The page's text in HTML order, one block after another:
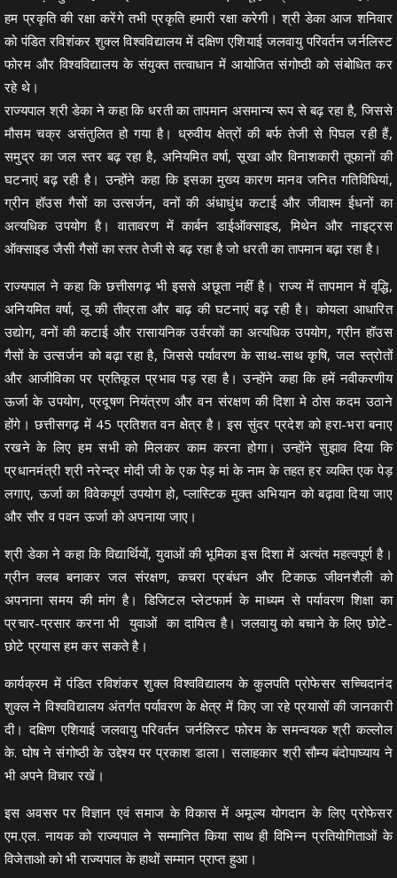
हम प्रकृति की रक्षा करेंगे तभी प्रकृति हमारी रक्षा करेगी। श्री डेका आज शनिवार
को पंडित रविशंकर शुक्ल विश्वविद्यालय में दक्षिण एशियाई जलवायु परिवर्तन जर्नलिस्ट
फोरम और विश्वविद्यालय के संयुक्त तत्वाधान में आयोजित संगोष्ठी को संबोधित कर
रहे थे।
राज्यपाल श्री डेका ने कहा कि धरती का तापमान असमान्य रूप से बढ़ रहा है, जिससे
मौसम चक्र असंतुलित हो गया है। ध्रुवीय क्षेत्रों की बर्फ तेजी से पिघल रही हैं,
समुद्र का जल स्तर बढ़ रहा है, अनियमित वर्षा, सूखा और विनाशकारी तूफानों की
घटनाएं बढ़ रही है। उन्होंने कहा कि इसका मुख्य कारण मानव जनित गतिविधियां,
ग्रीन हॉउस गैसों का उत्सर्जन, वनों की अंधाधुंध कटाई और जीवाश्म ईधनों का
अत्यधिक उपयोग है। वातावरण में कार्बन डाईऑक्साइड, मिथेन और नाइट्रस
ऑक्साइड जैसी गैसों का स्तर तेजी से बढ़ रहा है जो धरती का तापमान बढ़ा रहा है।
राज्यपाल ने कहा कि छत्तीसगढ़ भी इससे अछूता नहीं है। राज्य में तापमान में वृद्धि,
अनियमित वर्षा, लू की तीव्रता और बाढ़ की घटनाएं बढ़ रही है। कोयला आधारित
उद्योग, वनों की कटाई और रासायनिक उर्वरकों का अत्यधिक उपयोग, ग्रीन हॉउस
गैसों के उत्सर्जन को बढ़ा रहा है, जिससे पर्यावरण के साथ-साथ कृषि, जल स्त्रोतों
और आजीविका पर प्रतिकूल प्रभाव पड़ रहा है। उन्होंने कहा कि हमें नवीकरणीय
ऊर्जा के उपयोग, प्रदूषण नियंत्रण और वन संरक्षण की दिशा मे ठोस कदम उठाने
होंगे। छत्तीसगढ़ में 45 प्रतिशत वन क्षेत्र है। इस सुंदर प्रदेश को हरा-भरा बनाए
रखने के लिए हम सभी को मिलकर काम करना होगा। उन्होंने सुझाव दिया कि
प्रधानमंत्री श्री नरेन्द्र मोदी जी के एक पेड़ मां के नाम के तहत हर व्यक्ति एक पेड़
लगाए, ऊर्जा का विवेकपूर्ण उपयोग हो, प्लास्टिक मुक्त अभियान को बढ़ावा दिया जाए
और सौर व पवन ऊर्जा को अपनाया जाए।
श्री डेका ने कहा कि विद्यार्थियों, युवाओं की भूमिका इस दिशा में अत्यंत महत्वपूर्ण है।
ग्रीन क्लब बनाकर जल संरक्षण, कचरा प्रबंधन और टिकाऊ जीवनशैली को
अपनाना समय की मांग है। डिजिटल प्लेटफार्म के माध्यम से पर्यावरण शिक्षा का
प्रचार-प्रसार करना भी युवाओं का दायित्व है। जलवायु को बचाने के लिए छोटे-
छोटे प्रयास हम कर सकते है।
कार्यक्रम में पंडित रविशंकर शुक्ल विश्वविद्यालय के कुलपति प्रोफेसर सच्चिदानंद
शुक्ल ने विश्वविद्यालय अंतर्गत पर्यावरण के क्षेत्र में किए जा रहे प्रयासों की जानकारी
दी। दक्षिण एशियाई जलवायु परिवर्तन जर्नलिस्ट फोरम के समन्वयक श्री कल्लोल
के. घोष ने संगोष्ठी के उद्देश्य पर प्रकाश डाला। सलाहकार श्री सौम्य बंदोपाघ्याय ने
भी अपने विचार रखें।
इस अवसर पर विज्ञान एवं समाज के विकास में अमूल्य योगदान के लिए प्रोफेसर
एम.एल. नायक को राज्यपाल ने सम्मानित किया साथ ही विभिन्न प्रतियोगिताओं के
विजेताओ को भी राज्यपाल के हाथों सम्मान प्राप्त हुआ।